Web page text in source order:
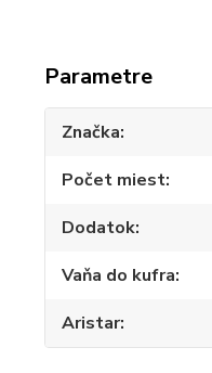
Parametre
Značka
Počet miest
Dodatok
Vaňa do kufra
Aristar